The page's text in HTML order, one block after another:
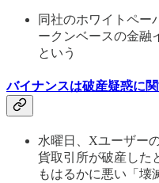
同社のホワイトペー
ークンベースの金融
という
バイナンスは破産疑惑に
水曜日、Xユーザー
貨取引所が破産した
もはるかに悪い「壊